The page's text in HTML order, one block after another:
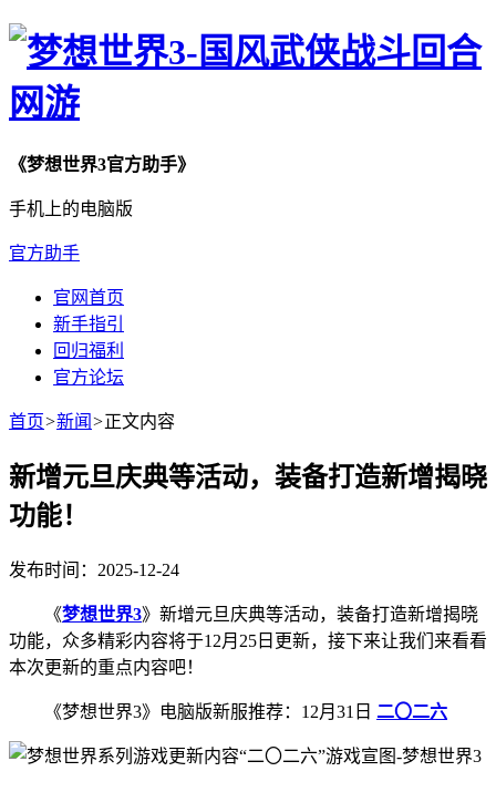
《梦想世界3官方助手》
手机上的电脑版
官方助手
官网首页
新手指引
回归福利
官方论坛
首页>新闻 >正文内容
新增元旦庆典等活动，装备打造新增揭晓
功能！
发布时间：2025-12-24
《梦想世界3》新增元旦庆典等活动，装备打造新增揭晓
功能，众多精彩内容将于12月25日更新，接下来让我们来看看
本次更新的重点内容吧！
《梦想世界3》电脑版新服推荐：12月31日 二〇二六